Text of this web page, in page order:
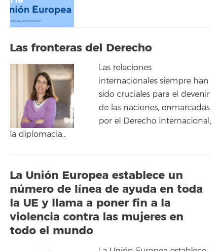
Las fronteras del Derecho
Las relaciones
internacionales siempre han
sido cruciales para el devenir
de las naciones, enmarcadas
por el Derecho internacional,
la diplomacia…
La Unión Europea establece un
número de línea de ayuda en toda
la UE y llama a poner fin a la
violencia contra las mujeres en
todo el mundo